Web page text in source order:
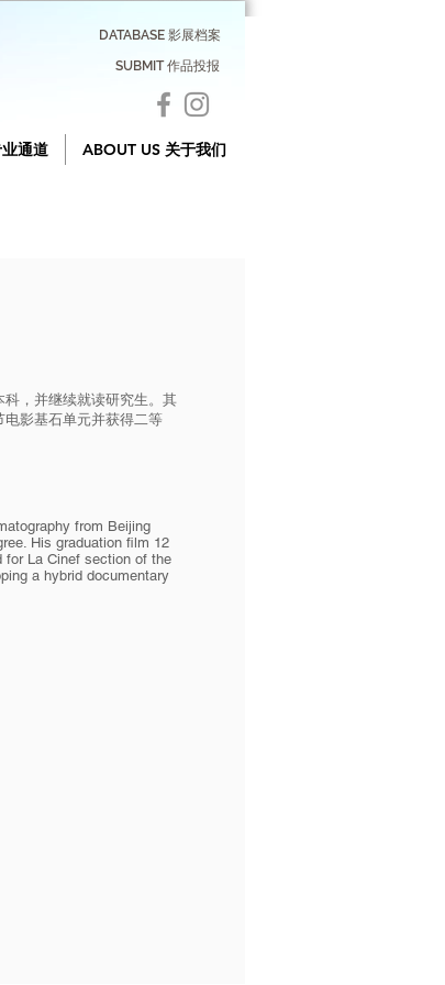
DATABASE 影展档案
SUBMIT 作品投报
通道 ABOUT US 关于我们
，并继续就读研究生。其
影基石单元并获得二等
from Beijing
His graduation film 12
for La Cinef section of the
a hybrid documentary